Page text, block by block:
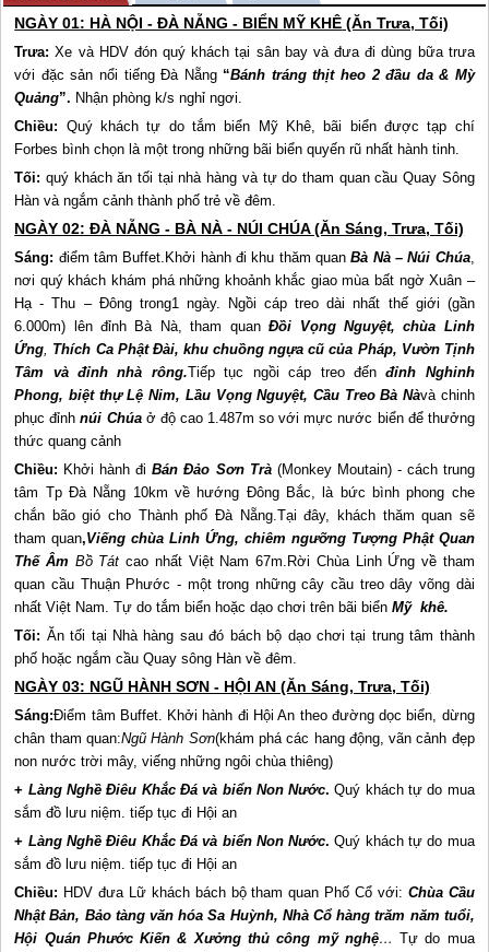
NGÀY 01: HÀ NỘI - ĐÀ NẴNG - BIỂN MỸ KHÊ (Ăn Trưa, Tối)
Trưa:Xe và HDV đón quý khách tại sân bay và đưa đi dùng bữa trưa
với đặc sản nổi tiếng Đà Nẵng“Bánh tráng thịt heo 2 đầu da & Mỳ
Quảng”. Nhận phòng k/s nghỉ ngơi.
Chiều: Quý khách tự do tắm biển Mỹ Khê, bãi biển được tạp chí
Forbes bình chọn là một trong những bãi biển quyến rũ nhất hành tinh.
Tối: quý khách ăn tối tại nhà hàng và tự do tham quan cầu Quay Sông
Hàn và ngắm cảnh thành phố trẻ về đêm.
NGÀY 02: ĐÀ NẴNG - BÀ NÀ - NÚI CHÚA (Ăn Sáng, Trưa, Tối)
Sáng: điểm tâm Buffet.Khởi hành đi khu thăm quanBà Nà – Núi Chúa,
nơi quý khách khám phá những khoảnh khắc giao mùa bất ngờ Xuân –
Hạ - Thu – Đông trong1 ngày. Ngồi cáp treo dài nhất thế giới (gần
6.000m) lên đỉnh Bà Nà, tham quan Đồi Vọng Nguyệt, chùa Linh
Ứng, Thích Ca Phật Đài, khu chuồng ngựa cũ của Pháp, Vườn Tịnh
Tâm và đỉnh nhà rông.Tiếp tục ngồi cáp treo đến đỉnh Nghinh
Phong, biệt thự Lệ Nim, Lầu Vọng Nguyệt, Cầu Treo Bà Nàvà chinh
phục đỉnh núi Chúa ở độ cao 1.487m so với mực nước biển để thưởng
thức quang cảnh
Chiều: Khởi hành điBán Đảo Sơn Trà(Monkey Moutain) - cách trung
tâm Tp Đà Nẵng 10km về hướng Đông Bắc, là bức bình phong che
chắn bão gió cho Thành phố Đà Nẵng.Tại đây, khách thăm quan sẽ
tham quan,Viếng chùa Linh Ứng, chiêm ngưỡng Tượng Phật Quan
Thế Âm Bồ Tátcao nhất Việt Nam 67m.Rời Chùa Linh Ứng về tham
quan cầu Thuận Phước - một trong những cây cầu treo dây võng dài
nhất Việt Nam. Tự do tắm biển hoặc dạo chơi trên bãi biểnMỹ khê.
Tối: Ăn tối tại Nhà hàng sau đó bách bộ dạo chơi tại trung tâm thành
phố hoặc ngắm cầu Quay sông Hàn về đêm.
NGÀY 03: NGŨ HÀNH SƠN - HỘI AN (Ăn Sáng, Trưa, Tối)
Sáng:Điểm tâm Buffet. Khởi hành đi Hội An theo đường dọc biển, dừng
chân tham quan:Ngũ Hành Sơn(khám phá các hang động, vãn cảnh đẹp
non nước trời mây, viếng những ngôi chùa thiêng)
+ Làng Nghề Điêu Khắc Đá và biển Non Nước.Quý khách tự do mua
sắm đồ lưu niệm. tiếp tục đi Hội an
+ Làng Nghề Điêu Khắc Đá và biển Non Nước.Quý khách tự do mua
sắm đồ lưu niệm. tiếp tục đi Hội an
Chiều: HDV đưa Lữ khách bách bộ tham quan Phố Cổ với: Chùa Cầu
Nhật Bản, Bảo tàng văn hóa Sa Huỳnh, Nhà Cổ hàng trăm năm tuổi,
Hội Quán Phước Kiến & Xưởng thủ công mỹ nghệ…Tự do mua